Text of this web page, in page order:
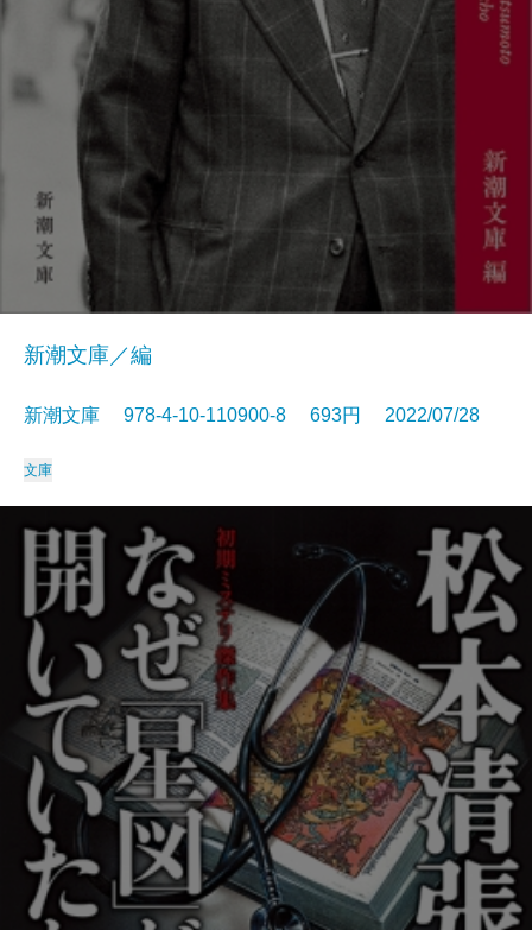
新潮文庫／編
新潮文庫 978-4-10-110900-8 693円 2022/07/28
文庫